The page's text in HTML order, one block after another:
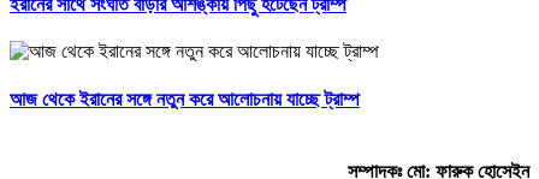
ইরানের সাথে সংঘাত বাড়ার আশঙ্কায় পিছু হটেছেন ট্রাম্প
আজ থেকে ইরানের সঙ্গে নতুন করে আলোচনায় যাচ্ছে ট্রাম্প
সম্পাদকঃ মো: ফারুক হোসেইন